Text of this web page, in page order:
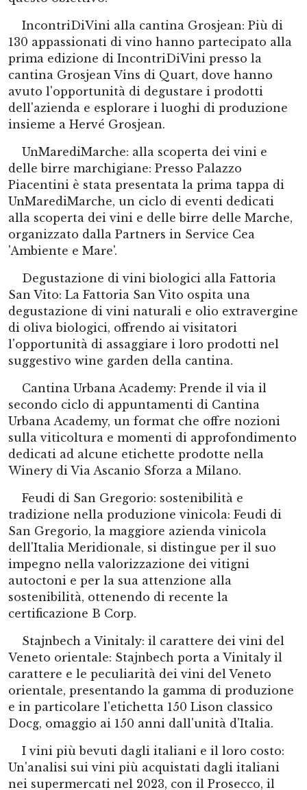
IncontriDiVini alla cantina Grosjean: Più di
130 appassionati di vino hanno partecipato alla
prima edizione di IncontriDiVini presso la
cantina Grosjean Vins di Quart, dove hanno
avuto l'opportunità di degustare i prodotti
dell'azienda e esplorare i luoghi di produzione
insieme a Hervé Grosjean.
UnMarediMarche: alla scoperta dei vini e
delle birre marchigiane: Presso Palazzo
Piacentini è stata presentata la prima tappa di
UnMarediMarche, un ciclo di eventi dedicati
alla scoperta dei vini e delle birre delle Marche,
organizzato dalla Partners in Service Cea
'Ambiente e Mare'.
Degustazione di vini biologici alla Fattoria
San Vito: La Fattoria San Vito ospita una
degustazione di vini naturali e olio extravergine
di oliva biologici, offrendo ai visitatori
l'opportunità di assaggiare i loro prodotti nel
suggestivo wine garden della cantina.
Cantina Urbana Academy: Prende il via il
secondo ciclo di appuntamenti di Cantina
Urbana Academy, un format che offre nozioni
sulla viticoltura e momenti di approfondimento
dedicati ad alcune etichette prodotte nella
Winery di Via Ascanio Sforza a Milano.
Feudi di San Gregorio: sostenibilità e
tradizione nella produzione vinicola: Feudi di
San Gregorio, la maggiore azienda vinicola
dell'Italia Meridionale, si distingue per il suo
impegno nella valorizzazione dei vitigni
autoctoni e per la sua attenzione alla
sostenibilità, ottenendo di recente la
certificazione B Corp.
Stajnbech a Vinitaly: il carattere dei vini del
Veneto orientale: Stajnbech porta a Vinitaly il
carattere e le peculiarità dei vini del Veneto
orientale, presentando la gamma di produzione
e in particolare l'etichetta 150 Lison classico
Docg, omaggio ai 150 anni dall'unità d'Italia.
I vini più bevuti dagli italiani e il loro costo:
Un'analisi sui vini più acquistati dagli italiani
nei supermercati nel 2023, con il Prosecco, il